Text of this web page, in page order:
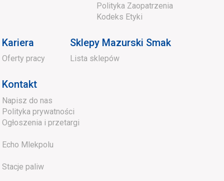
Polityka Zaopatrzenia
Kodeks Etyki
Kariera
Oferty pracy
Sklepy Mazurski Smak
Lista sklepów
Kontakt
Napisz do nas
Polityka prywatności
Ogłoszenia i przetargi
Echo Mlekpolu
Stacje paliw